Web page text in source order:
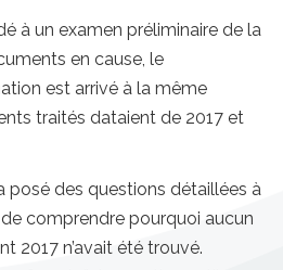
à un examen préliminaire de la
en cause, le
est arrivé à la même
traités dataient de 2017 et
des questions détaillées à
de comprendre pourquoi aucun
2017 n’avait été trouvé.